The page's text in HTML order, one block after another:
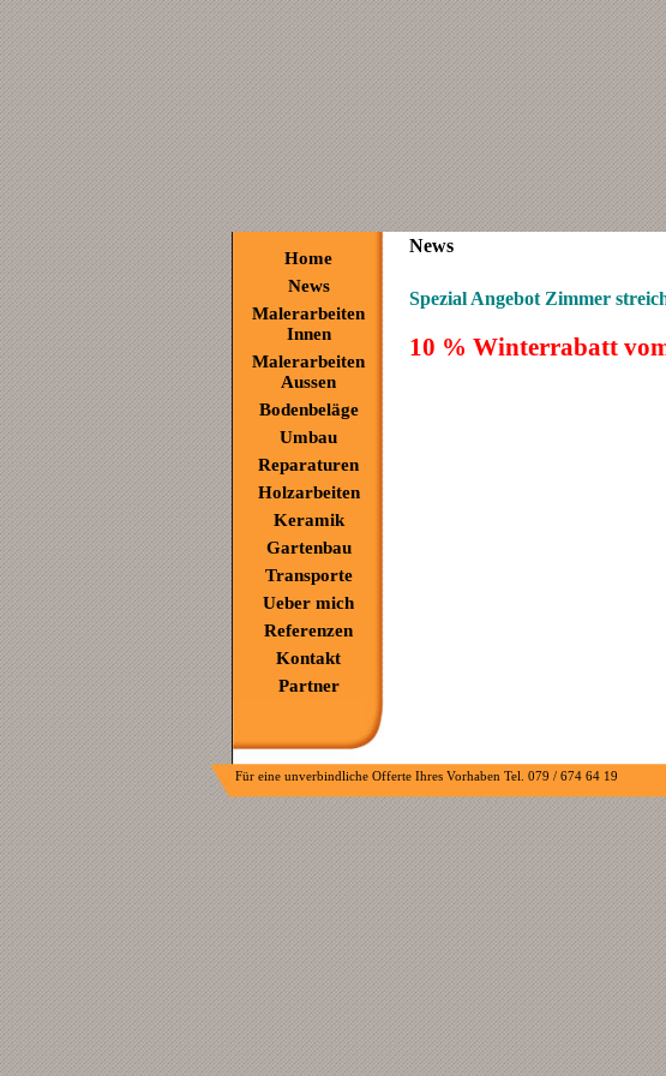
Home
News
Malerarbeiten
Innen
Malerarbeiten
Aussen
Bodenbeläge
Umbau
Reparaturen
Holzarbeiten
Keramik
Gartenbau
Transporte
Ueber mich
Referenzen
Kontakt
Partner
News
Spezial Angebot Zimmer
10 % Winterrabatt
Für eine unverbindliche Offerte Ihres Vorhaben Tel. 079 / 674 64 19